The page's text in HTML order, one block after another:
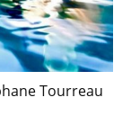
Tourreau